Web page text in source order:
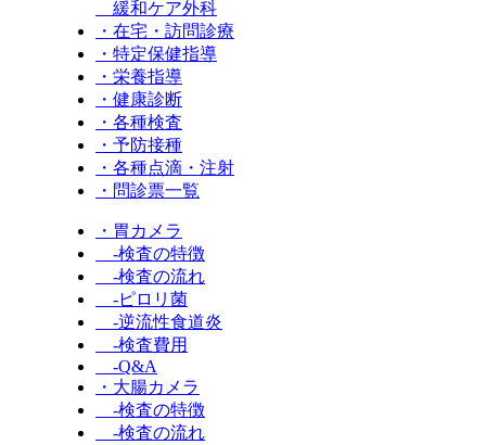
緩和ケア外科
・在宅・訪問診療
・特定保健指導
・栄養指導
・健康診断
・各種検査
・予防接種
・各種点滴・注射
・問診票一覧
・胃カメラ
-検査の特徴
-検査の流れ
-ピロリ菌
-逆流性食道炎
-検査費用
-Q&A
・大腸カメラ
-検査の特徴
-検査の流れ